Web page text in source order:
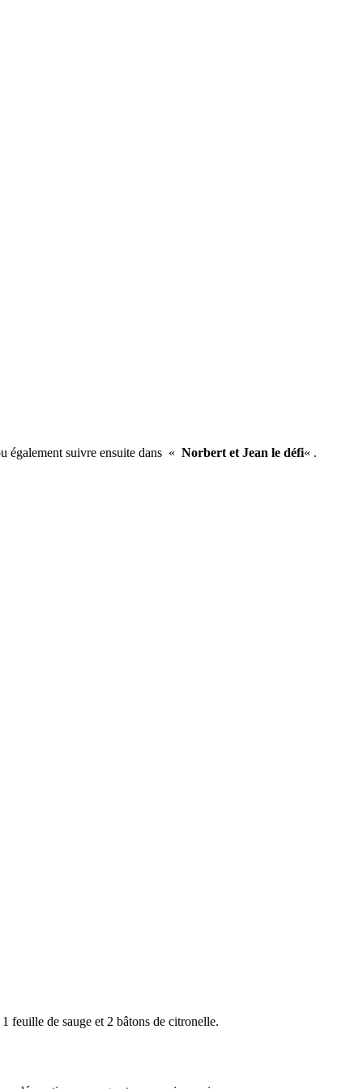
également suivre ensuite dans « Norbert et Jean le défi« .
feuille de sauge et 2 bâtons de citronelle.